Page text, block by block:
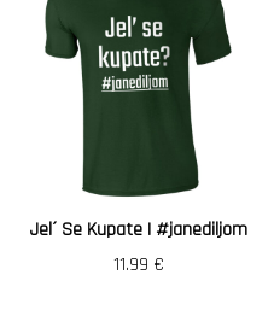
Jel´ Se Kupate | #janediljom
11.99 €